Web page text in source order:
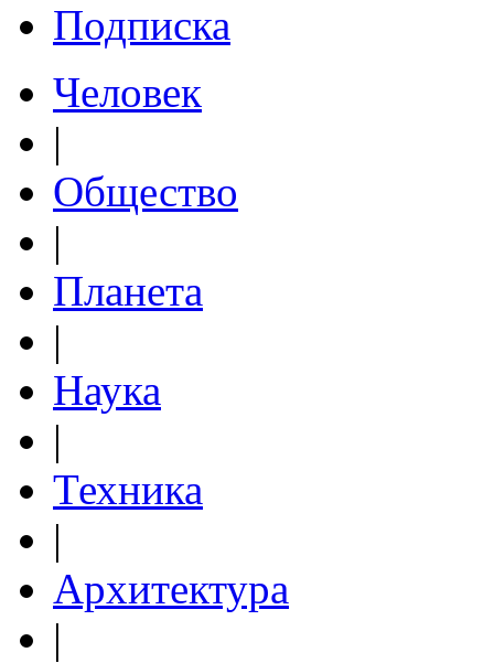
Подписка
Человек
|
Общество
|
Планета
|
Наука
|
Техника
|
Архитектура
|